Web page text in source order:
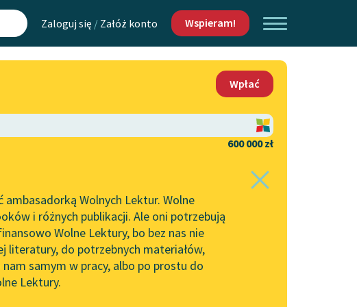
Zaloguj się / Załóż konto Wspieram!
Wolnych Lektur
Wolnych Lektur
Kontakt
O projekcie
Zasady wykorzystania
Wolnych Lektur
Logotypy
Materiały promocyjne
Wpłać
600 000 zł
Wolnych Lektur. Wolne
i różnych publikacji. Ale oni potrzebują
Wolne Lektury, bo bez nas nie
literatury, do potrzebnych materiałów,
samym w pracy, albo po prostu do
Lektury.